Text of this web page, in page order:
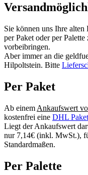
Sie können uns Ihre
per Paket oder per
vorbeibringen.
Aber immer an die
Hilpoltstein. Bitte
Per Paket
Ab einem Ankaufswert
kostenfrei eine DHL
Liegt der Ankaufswert
nur 7,14€ (inkl. MwSt.),
Standardmaßen.
Per Palette